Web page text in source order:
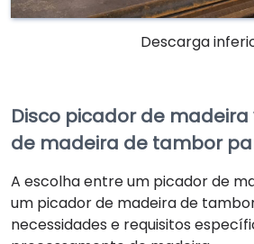
Descarga
Disco picador de
de madeira de tambor
A escolha entre um picador de
um picador de madeira de
necessidades e requisitos